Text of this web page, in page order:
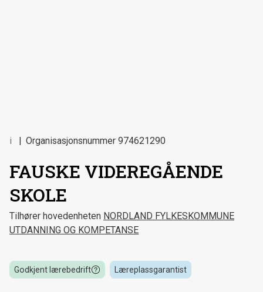
i Organisasjonsnummer 974621290
FAUSKE VIDEREGÅENDE
SKOLE
Tilhører hovedenheten NORDLAND FYLKESKOMMUNE
UTDANNING OG KOMPETANSE
Godkjent lærebedrift Læreplassgarantist